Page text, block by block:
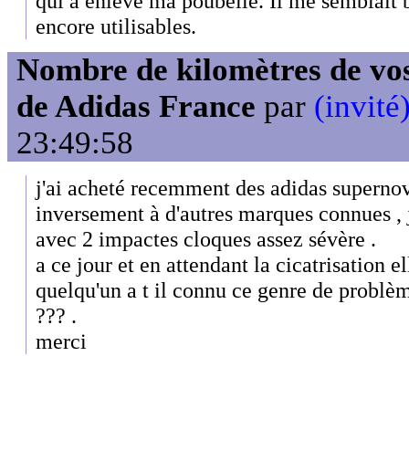
encore utilisables.
Nombre de kilomètres de
de Adidas France par
23:49:58
j'ai acheté recemment des adidas
inversement à d'autres marques connues
avec 2 impactes cloques assez sévère .
a ce jour et en attendant la cicatrisation
quelqu'un a t il connu ce genre de
??? .
merci